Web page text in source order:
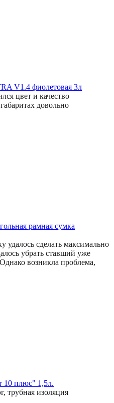
V1.4 фиолетовая 3л
цвет и качество
довольно
рамная сумка
удалось сделать максимально
убрать ставший уже
возникла проблема,
10 плюс" 1,5л.
трубная изоляция